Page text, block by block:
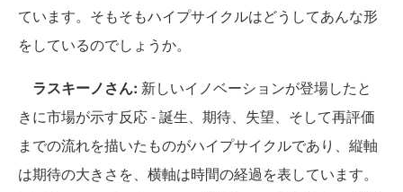
ています。そもそもハイプサイクルはどうしてあんな形
をしているのでしょうか。
ラスキーノさん: 新しいイノベーションが登場したと
きに市場が示す反応 - 誕生、期待、失望、そして再評価
までの流れを描いたものがハイプサイクルであり、縦軸
は期待の大きさを、横軸は時間の経過を表しています。